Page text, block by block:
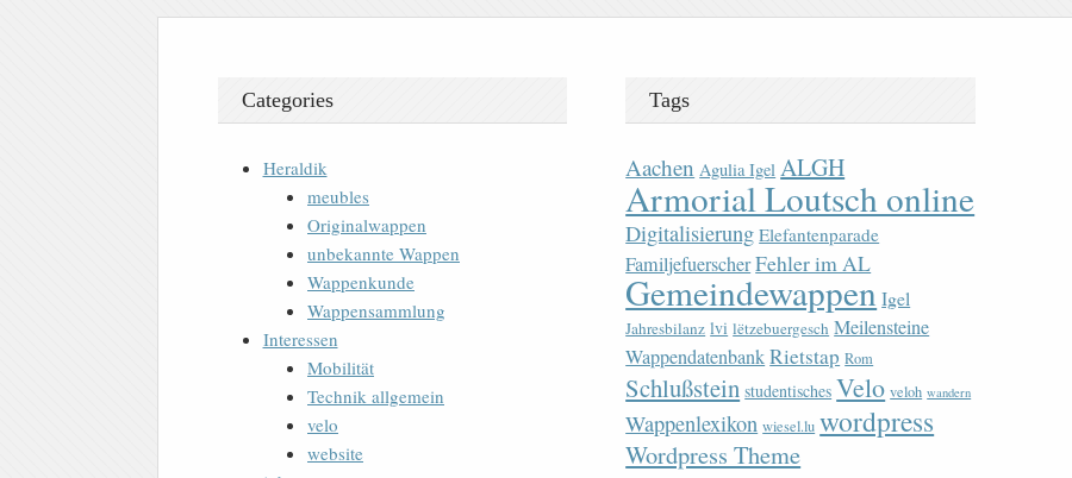
Categories
Heraldik
meubles
Originalwappen
unbekannte Wappen
Wappenkunde
Wappensammlung
Interessen
Mobilität
Technik allgemein
velo
website
Tags
Aachen Agulia Igel ALGH
Armorial Loutsch online
Digitalisierung Elefantenparade
FamiljefuerscherFehler im AL
Gemeindewappen Igel
Jahresbilanz lvi lëtzebuergesch Meilensteine
WappendatenbankRietstap Rom
Schlußstein studentisches Velo veloh wandern
Wappenlexikon wiesel.lu wordpress
Wordpress Theme